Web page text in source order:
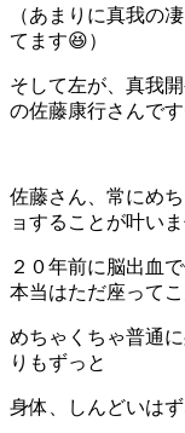
（あまりに真我の
てます😆）
そして左が、真我
の佐藤康行さんで
佐藤さん、常にめ
ョすることが叶い
２０年前に脳出血
本当はただ座って
めちゃくちゃ普通
りもずっと
身体、しんどいはず